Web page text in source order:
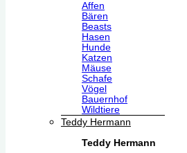
Affen
Bären
Beasts
Hasen
Hunde
Katzen
Mäuse
Schafe
Vögel
Bauernhof
Wildtiere
Teddy Hermann
Teddy Hermann